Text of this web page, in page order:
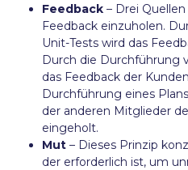
Feedback – Drei
Feedback einzuholen.
Unit-Tests wird das
Durch die Durchführung
das Feedback der
Durchführung eines
der anderen Mitglieder
eingeholt.
Mut – Dieses Prinzip
der erforderlich ist, um